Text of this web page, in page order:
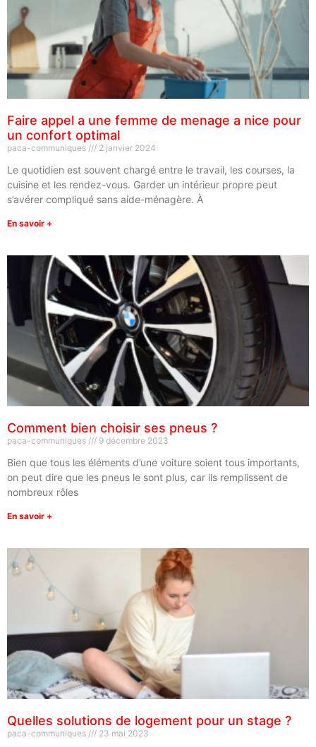
Faire appel a une femme de menage a nice pour
un confort optimal
paca-communiques 2 janvier 2024
Le quotidien est souvent chargé entre le travail, les courses, la
cuisine et les rendez-vous. Garder un intérieur propre peut
s’avérer compliqué sans aide-ménagère. À
En savoir +
Comment bien choisir ses pneus ?
paca-communiques 9 décembre 2023
Bien que tous les éléments d’une voiture soient tous importants,
on peut dire que les pneus le sont plus, car ils remplissent de
nombreux rôles
En savoir +
Quelles solutions de logement pour un stage ?
paca-communiques 23 mai 2023